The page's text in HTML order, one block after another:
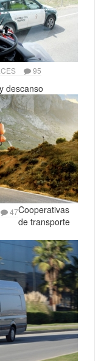
95
descanso
47Cooperativas
de transporte